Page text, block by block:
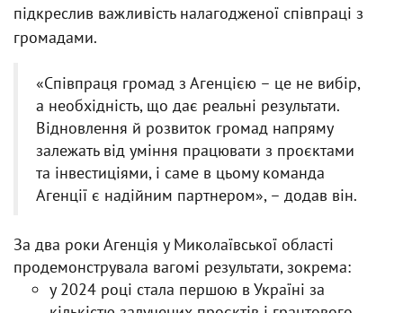
підкреслив важливість налагодженої співпраці з
громадами.
«Співпраця громад з Агенцією – це не вибір,
а необхідність, що дає реальні результати.
Відновлення й розвиток громад напряму
залежать від уміння працювати з проєктами
та інвестиціями, і саме в цьому команда
Агенції є надійним партнером», – додав він.
За два роки Агенція у Миколаївської області
продемонструвала вагомі результати, зокрема:
у 2024 році стала першою в Україні за